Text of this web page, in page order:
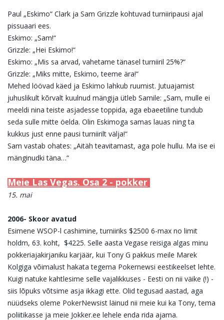
Paul „Eskimo“ Clark ja Sam Grizzle kohtuvad turniiripausi ajal
pissuaari ees.
Eskimo: „Sam!“
Grizzle: „Hei Eskimo!“
Eskimo: „Mis sa arvad, vahetame tänasel turniiril 25%?“
Grizzle: „Miks mitte, Eskimo, teeme ära!“
Mehed löövad käed ja Eskimo lahkub ruumist. Jutuajamist
juhuslikult kõrvalt kuulnud mängija ütleb Samile: „Sam, mulle ei
meeldi nina teiste asjadesse toppida, aga ebaeetiline tundub
seda sulle mitte öelda. Olin Eskimoga samas lauas ning ta
kukkus just enne pausi turniirilt välja!“
Sam vastab ohates: „Aitäh teavitamast, aga pole hullu. Ma ise ei
mänginudki täna…“
Meie Las Vegas. Osa 2 - pokker
15. mai
2006- Skoor avatud
Esimene WSOP-l cashimine, turniiriks $2500 6-max no limit
holdm, 63. koht, $4225. Selle aasta Vegase reisiga algas minu
pokkeriajakirjaniku karjäär, kui Tony G pakkus meile Marek
Kolgiga võimalust hakata tegema Pokernewsi eestikeelset lehte.
Kuigi natuke kahtlesime selle vajalikkuses - Eesti on nii väike (!) -
siis lõpuks võtsime asja ikkagi ette. Olid tegusad aastad, aga
nüüdseks oleme PokerNewsist läinud nii meie kui ka Tony, tema
poliitikasse ja meie Jokker.ee lehele enda rida ajama.